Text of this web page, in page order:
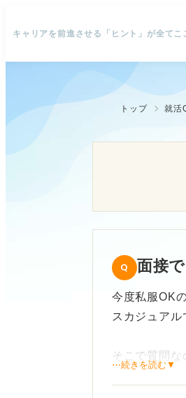
キャリアを前進させる「ヒント」が全てこ
トップ 就活
面接
今度私服OK
スカジュアル
そこで質問
⋯続きを読む▼